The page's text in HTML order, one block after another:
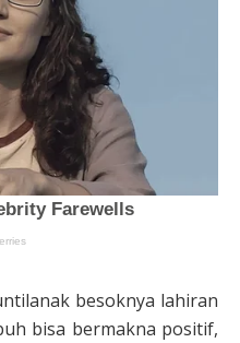
besoknya lahiran
bisa bermakna positif,